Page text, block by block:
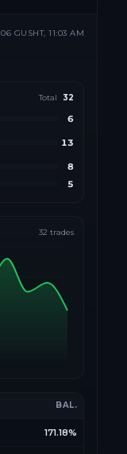
06 GUSHT, 11:03 AM
Total 32
6
13
8
5
32 trades
BAL.
171.18%